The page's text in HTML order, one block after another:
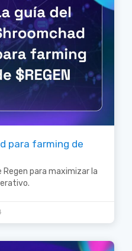
para farming de
Regen para maximizar la